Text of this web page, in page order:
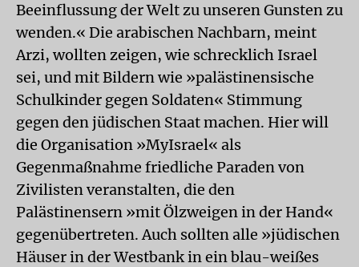
Beeinflussung der Welt zu unseren Gunsten zu
wenden.« Die arabischen Nachbarn, meint
Arzi, wollten zeigen, wie schrecklich Israel
sei, und mit Bildern wie »palästinensische
Schulkinder gegen Soldaten« Stimmung
gegen den jüdischen Staat machen. Hier will
die Organisation »MyIsrael« als
Gegenmaßnahme friedliche Paraden von
Zivilisten veranstalten, die den
Palästinensern »mit Ölzweigen in der Hand«
gegenübertreten. Auch sollten alle »jüdischen
Häuser in der Westbank in ein blau-weißes